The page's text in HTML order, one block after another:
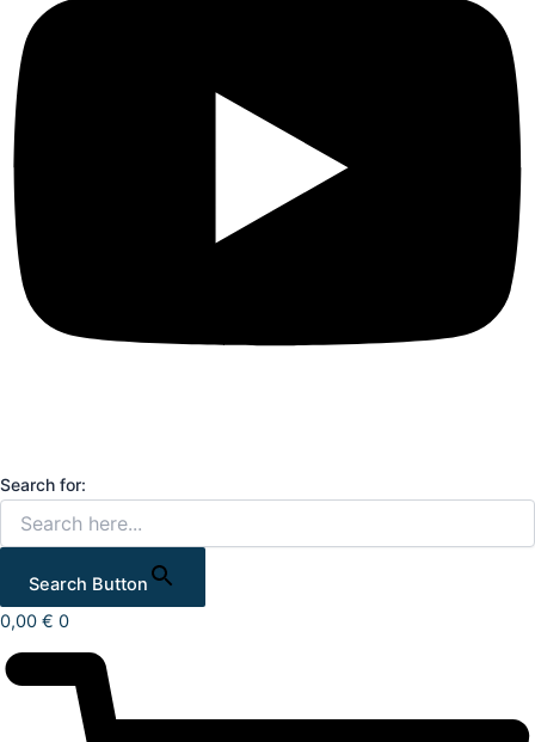
Search for:
Search Button
0,00 € 0